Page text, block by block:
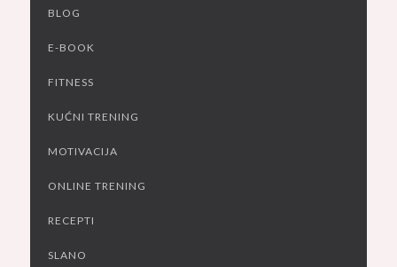
BLOG
E-BOOK
FITNESS
KUĆNI TRENING
MOTIVACIJA
ONLINE TRENING
RECEPTI
SLANO